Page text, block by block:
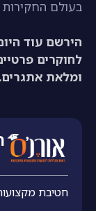
בעולם החקירות
הירשם עוד
לחוקרים
ומלאת אתגרים.
חטיבת